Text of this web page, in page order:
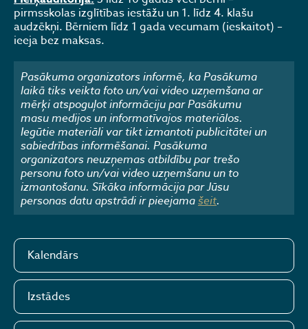
pirmsskolas izglītības iestāžu un 1. līdz 4. klašu
audzēkņi. Bērniem līdz 1 gada vecumam (ieskaitot) –
ieeja bez maksas.
Pasākuma organizators informē, ka Pasākuma
laikā tiks veikta foto un/vai video uzņemšana ar
mērķi atspoguļot informāciju par Pasākumu
masu medijos un informatīvajos materiālos.
Iegūtie materiāli var tikt izmantoti publicitātei un
sabiedrības informēšanai. Pasākuma
organizators neuzņemas atbildību par trešo
personu foto un/vai video uzņemšanu un to
izmantošanu. Sīkāka informācija par Jūsu
personas datu apstrādi ir pieejamašeit.
Kalendārs
Izstādes